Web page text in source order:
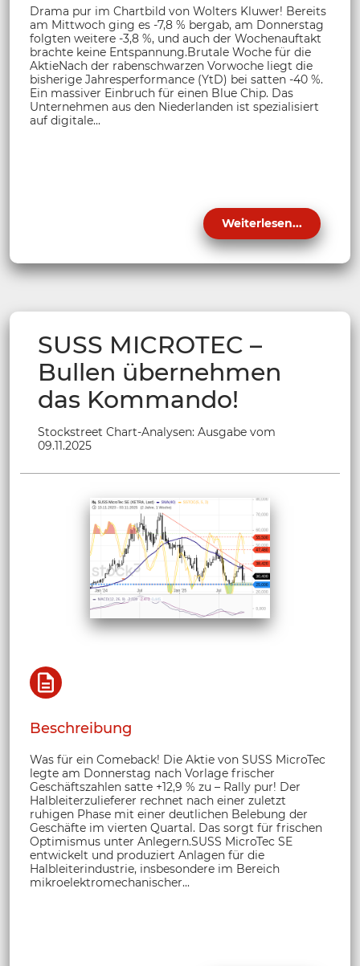
Drama pur im Chartbild von Wolters Kluwer! Bereits
am Mittwoch ging es -7,8 % bergab, am Donnerstag
folgten weitere -3,8 %, und auch der Wochenauftakt
brachte keine Entspannung.Brutale Woche für die
AktieNach der rabenschwarzen Vorwoche liegt die
bisherige Jahresperformance (YtD) bei satten -40 %.
Ein massiver Einbruch für einen Blue Chip. Das
Unternehmen aus den Niederlanden ist spezialisiert
auf digitale...
Weiterlesen...
SUSS MICROTEC –
Bullen übernehmen
das Kommando!
Stockstreet Chart-Analysen: Ausgabe vom
09.11.2025
Beschreibung
Was für ein Comeback! Die Aktie von SUSS MicroTec
legte am Donnerstag nach Vorlage frischer
Geschäftszahlen satte +12,9 % zu – Rally pur! Der
Halbleiterzulieferer rechnet nach einer zuletzt
ruhigen Phase mit einer deutlichen Belebung der
Geschäfte im vierten Quartal. Das sorgt für frischen
Optimismus unter Anlegern.SUSS MicroTec SE
entwickelt und produziert Anlagen für die
Halbleiterindustrie, insbesondere im Bereich
mikroelektromechanischer...